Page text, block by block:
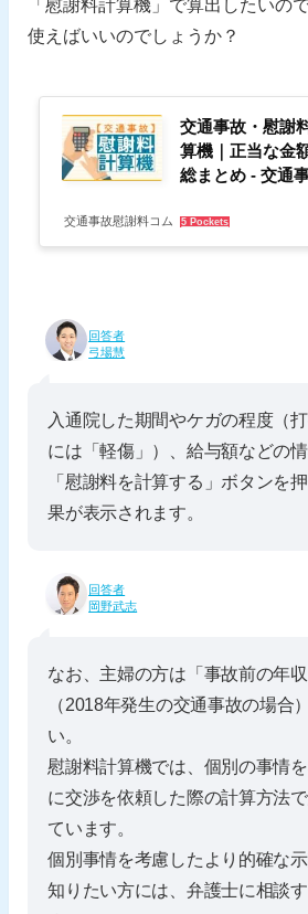
「慰謝料計算機」で算出したいの
使えばいいのでしょうか？
交通事故・慰謝
算機｜正当な金
総まとめ - 交通
交通事故慰謝料コム 5 Pockets
回答者
弓場慧
入通院した期間やケガの程度（
には「軽傷」）、給与額などの情
「慰謝料を計算する」ボタンを
果が表示されます。
回答者
岡野武志
なお、主婦の方は「事故前の年収
（2018年発生の交通事故の場合
い。
慰謝料計算機では、個別の事情
に交渉を依頼した際の計算方法
ています。
個別事情を考慮したより的確な
知りたい方には、弁護士に相談